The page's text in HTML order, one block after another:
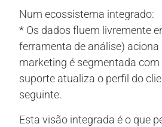
Num ecossistema integrado:
* Os dados fluem livremente
ferramenta de análise)
marketing é segmentada
suporte atualiza o perfil do
seguinte.
Esta visão integrada é o que